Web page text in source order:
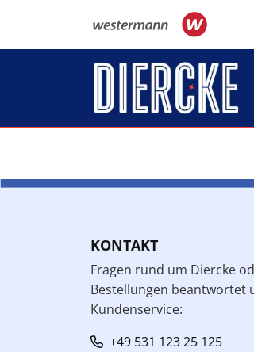
KONTAKT
Fragen rund um Diercke
Bestellungen beantwortet
Kundenservice:
+49 531 123 25 125